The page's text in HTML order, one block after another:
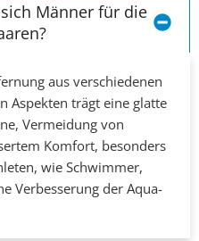
Männer für die
aus verschiedenen
Aspekten trägt eine glatte
Vermeidung von
Komfort, besonders
wie Schwimmer,
Verbesserung der Aqua-